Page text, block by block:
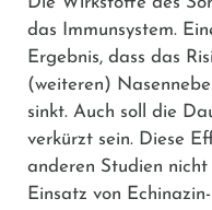
das Immunsystem.
Ergebnis, dass das
(weiteren)
sinkt. Auch soll die
verkürzt sein. Diese
anderen Studien nicht
Einsatz von